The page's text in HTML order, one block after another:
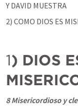
Y DAVID MUESTRA
2) COMO DIOS ES
1) DIOS
8 Misericordioso y